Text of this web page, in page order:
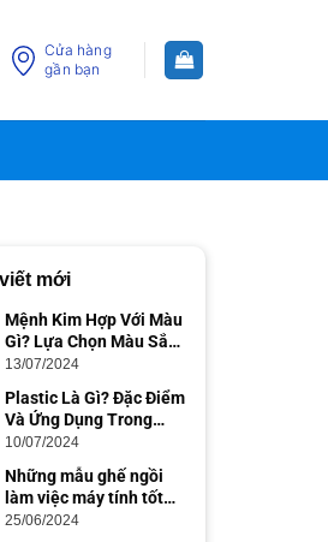
Cửa hàng
gần bạn
mới
Mệnh Kim Hợp Với Màu
Gì? Lựa Chọn Màu Sắc
Phong Thủy
13/07/2024
Plastic Là Gì? Đặc Điểm
Và Ứng Dụng Trong
Cuộc Sống
10/07/2024
Những mẫu ghế ngồi
làm việc máy tính tốt
nhất cho dân văn phòng
25/06/2024